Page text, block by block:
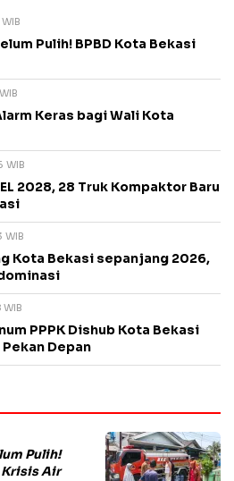
Pulih! BPBD Kota Bekasi
Keras bagi Wali Kota
WIB
2028, 28 Truk Kompaktor Baru
WIB
Kota Bekasi sepanjang 2026,
PPPK Dishub Kota Bekasi
Depan
Pulih!
Krisis Air